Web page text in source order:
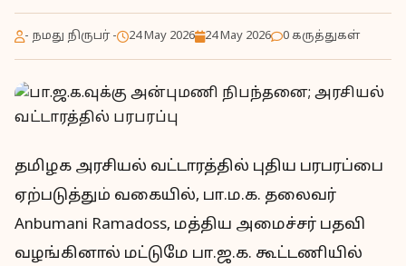
- நமது நிருபர் - 24 May 2026 24 May 2026 0 கருத்துகள்
தமிழக அரசியல் வட்டாரத்தில் புதிய பரபரப்பை
ஏற்படுத்தும் வகையில், பா.ம.க. தலைவர்
Anbumani Ramadoss, மத்திய அமைச்சர் பதவி
வழங்கினால் மட்டுமே பா.ஜ.க. கூட்டணியில்